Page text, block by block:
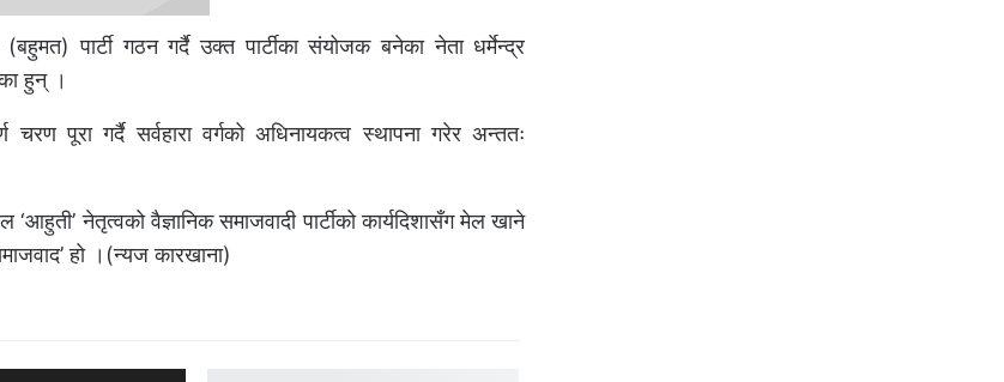
पार्टी गठन गर्दै उक्त पार्टीका संयोजक बनेका नेता धर्मेन्द्र
हुन् ।
चरण पूरा गर्दै सर्वहारा वर्गको अधिनायकत्व स्थापना गरेर अन्ततः
‘आहुती’ नेतृत्वको वैज्ञानिक समाजवादी पार्टीको कार्यदिशासँग मेल खाने
हो ।(न्यज कारखाना)